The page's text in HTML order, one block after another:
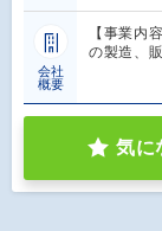
会社
概要
【事業内
の製造、
気に